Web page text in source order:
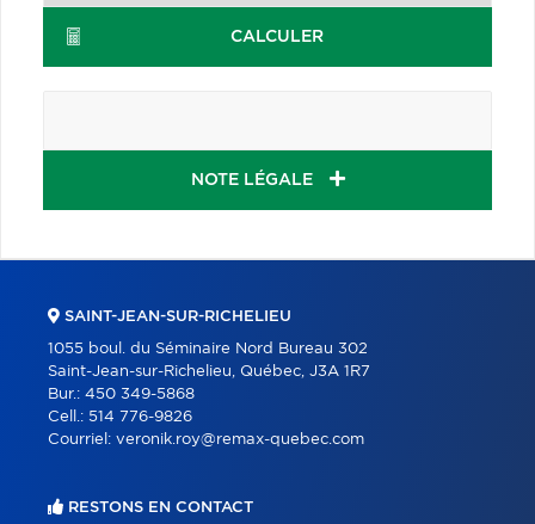
CALCULER
NOTE LÉGALE
SAINT-JEAN-SUR-RICHELIEU
1055 boul. du Séminaire Nord Bureau 302
Saint-Jean-sur-Richelieu, Québec, J3A 1R7
Bur.: 450 349-5868
Cell.: 514 776-9826
Courriel: veronik.roy@remax-quebec.com
RESTONS EN CONTACT